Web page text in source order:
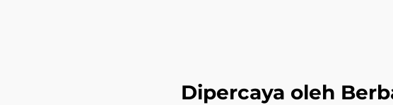
Dipercaya oleh